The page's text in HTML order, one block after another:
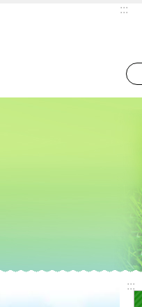
:::
:::